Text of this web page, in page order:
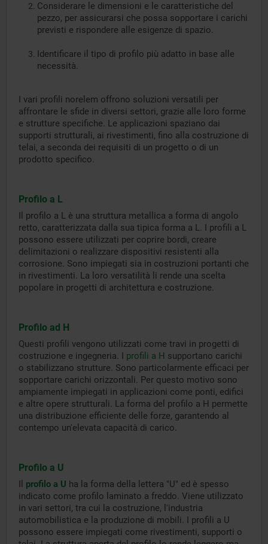
Considerare le dimensioni e le caratteristiche del
pezzo, per assicurarsi che possa sopportare i carichi
previsti e rispondere alle esigenze di spazio.
Identificare il tipo di profilo più adatto in base alle
necessità.
I vari profili norelem offrono soluzioni versatili per
affrontare le sfide in diversi settori, grazie alle loro forme
e strutture specifiche. Le applicazioni spaziano dai
supporti strutturali, ai rivestimenti, fino alla costruzione di
telai, a seconda dei requisiti di un progetto o di un
prodotto specifico.
Profilo a L
Il profilo a L è una struttura metallica a forma di angolo
retto, caratterizzata dalla sua tipica forma a L. I profili a L
possono essere utilizzati per coprire bordi, creare
delimitazioni o realizzare dispositivi resistenti alla
corrosione. Sono impiegati sia in costruzioni portanti che
in rivestimenti. La loro versatilità li rende una scelta
popolare in progetti di architettura e costruzione.
Profilo ad H
Questi profili vengono utilizzati come travi in progetti di
costruzione e ingegneria. I profili a H supportano carichi
o stabilizzano strutture. Sono particolarmente efficaci per
sopportare carichi orizzontali. Per questo motivo sono
ampiamente impiegati in applicazioni come ponti, edifici
e altre opere strutturali. La forma del profilo a H permette
una distribuzione efficiente delle forze, garantendo al
contempo un'elevata capacità di carico.
Profilo a U
Il profilo a U ha la forma della lettera "U" ed è spesso
indicato come profilo laminato a freddo. Viene utilizzato
in vari settori, tra cui la costruzione, l'industria
automobilistica e la produzione di mobili. I profili a U
possono essere impiegati come rivestimenti, supporti o